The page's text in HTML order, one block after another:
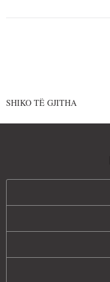
SHIKO TË GJITHA